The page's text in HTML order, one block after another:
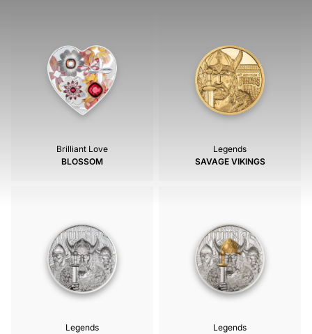
Brilliant Love
BLOSSOM
Legends
SAVAGE VIKINGS
Legends
Legends